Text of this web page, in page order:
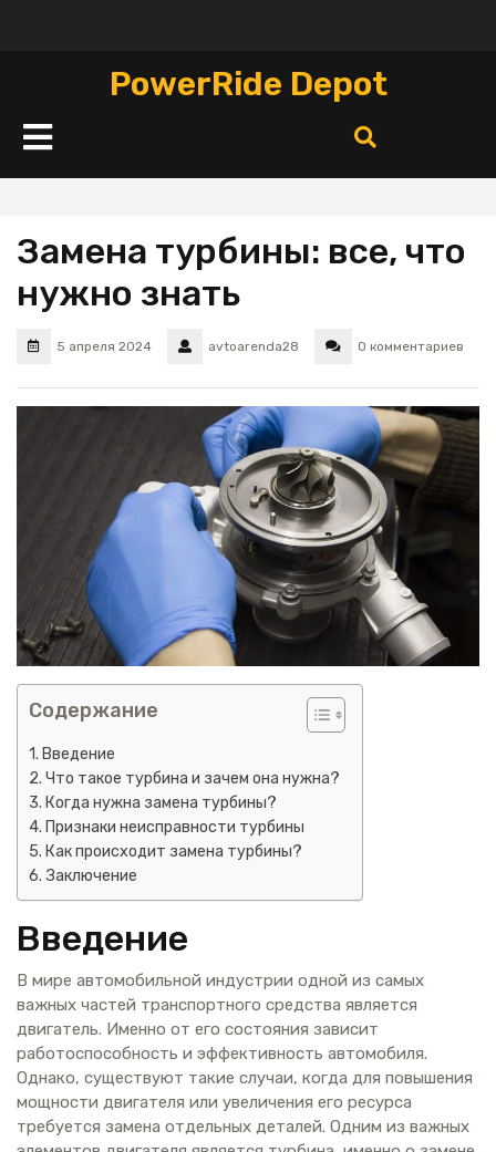
PowerRide Depot
Кнопка
Открыть
Замена турбины: все, что
нужно знать
5 апреля 2024 avtoarenda28 0 комментариев
Содержание
Введение
Что такое турбина и зачем она нужна?
Когда нужна замена турбины?
Признаки неисправности турбины
Как происходит замена турбины?
Заключение
Введение
В мире автомобильной индустрии одной из самых
важных частей транспортного средства является
двигатель. Именно от его состояния зависит
работоспособность и эффективность автомобиля.
Однако, существуют такие случаи, когда для повышения
мощности двигателя или увеличения его ресурса
требуется замена отдельных деталей. Одним из важных